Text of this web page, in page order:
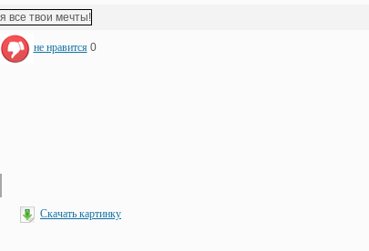
не нравится 0
Скачать картинку